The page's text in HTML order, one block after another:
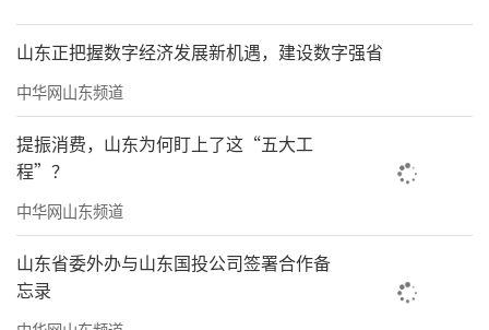
效能更显著”的科创新格局。四要聚焦产业转
型升级，在提升发展质效上全面发力。要立足
服务国家现代化产业体系建设需求，推动地质
产业向高端化、智能化、绿色化转型，全面强
化支撑保障能力。五要聚焦特色品牌培育，在
增强核心能力上全面发力。要把特色品牌培育
作为提升核心能力和影响力的重要抓手，以品
牌建设牵引产业升级、赋能发展提质。六要聚
焦深化改革创新，在激发内生动力上全面发
山东正把握数字经济发展新机遇，建设数字强省
中华网山东频道
提振消费，山东为何盯上了这“五大工
程”？
中华网山东频道
山东省委外办与山东国投公司签署合作备
忘录